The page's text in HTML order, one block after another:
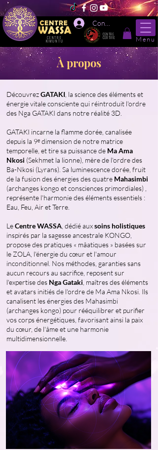
Menu
Connexion
CENTRE
CERTIFIE
CENTRE
KIMUNTU
À propos
DécouvrezGATAKI la science des éléments et
énergie vitale consciente qui réintroduit l'ordre
des Nga GATAKI dans notre réalité 3D.
GATAKI incarne la flamme dorée, canalisée
depuis la 9ᵉ dimension de notre matrice
temporelle, et tire sa puissance de Ma Ama
Nkosi (Sekhmet la lionne), mère de l'ordre des
Ba-Nkosi (Lyrans). Sa luminescence dorée, fruit
de la fusion des énergies des quatre Mahasimbi
(archanges kongo et consciences primordiales) ,
représente l'harmonie des éléments essentiels :
Eau, Feu, Air et Terre.
LeCentre WASSA , dédié auxsoins holistiques
inspirés par la sagesse ancestrale KONGO,
propose des pratiques « mâatiques » basées sur
le ZOLA, l'énergie du cœur et l'amour
inconditionnel. Nos méthodes, garanties sans
aucun recours au sacrifice, reposent sur
l'expertise des Nga Gataki , maîtres des éléments
et avatars initiés de l'ordre de Ma Ama Nkosi. Ils
canalisent les énergies des Mahasimbi
(archanges kongo) pour rééquilibrer et purifier
vos corps énergétiques, favorisant ainsi la paix
du cœur, de l'âme et une harmonie
multidimensionnelle.